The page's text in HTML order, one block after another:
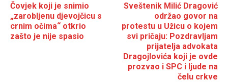
Čovjek koji je snimio
„zarobljenu djevojčicu s
crnim očima“ otkrio
zašto je nije spasio
Sveštenik Milić Dragović
održao govor na
protestu u Užicu o kojem
svi pričaju: Pozdravljam
prijatelja advokata
Dragojlovića koji je ovde
prozvao i SPC i ljude na
čelu crkve